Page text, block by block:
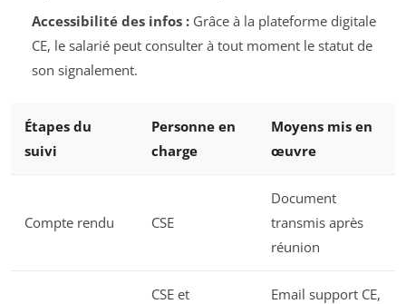
Accessibilité des infos :Grâce à la plateforme digitale
CE, le salarié peut consulter à tout moment le statut de
son signalement.
Étapes du
suivi
Personne en
charge
Moyens mis en
œuvre
Compte rendu CSE
Document
transmis après
réunion
CSE et
Email support CE,